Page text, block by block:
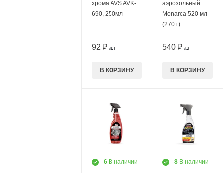
хрома AVS AVK-
690, 250мл
92 ₽ /ШТ
В КОРЗИНУ
аэрозольный
Monarca 520 мл
(270 г)
540 ₽ /ШТ
В КОРЗИНУ
6 В наличии 8 В наличии